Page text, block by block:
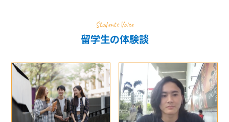
Students Voice
留学生の体験談